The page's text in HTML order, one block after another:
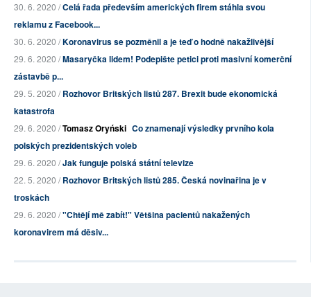
30. 6. 2020 /Celá řada především amerických firem stáhla svou
reklamu z Facebook...
30. 6. 2020 /Koronavirus se pozměnil a je teď o hodně nakažlivější
29. 6. 2020 /Masaryčka lidem! Podepište petici proti masivní komerční
zástavbě p...
29. 5. 2020 /Rozhovor Britských listů 287. Brexit bude ekonomická
katastrofa
29. 6. 2020 /Tomasz Oryński Co znamenají výsledky prvního kola
polských prezidentských voleb
29. 6. 2020 /Jak funguje polská státní televize
22. 5. 2020 /Rozhovor Britských listů 285. Česká novinařina je v
troskách
29. 6. 2020 /"Chtějí mě zabít!" Většina pacientů nakažených
koronavirem má děsiv...